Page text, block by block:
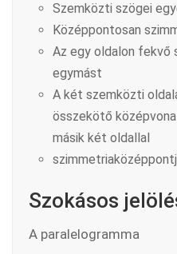
Szemközti szögei
Középpontosan
Az egy oldalon fekvő
egymást
A két szemközti
összekötő
másik két oldallal
Szokásos
A paralelogramma